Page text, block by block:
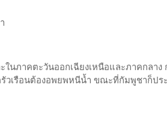
ในภาคตะวันออกเฉียงเหนือและภาคกลา
วเรือนต้องอพยพหนีน้ำ ขณะที่กัมพูชาก็ปร